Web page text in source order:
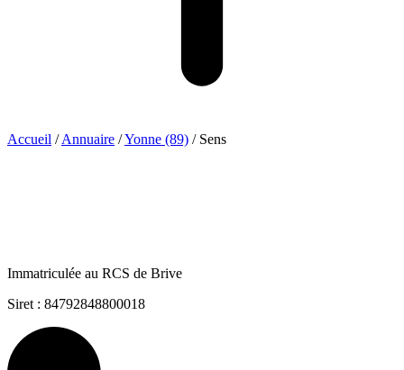
Accueil / Annuaire /Yonne (89) / Sens
Immatriculée au RCS de Brive
Siret : 84792848800018